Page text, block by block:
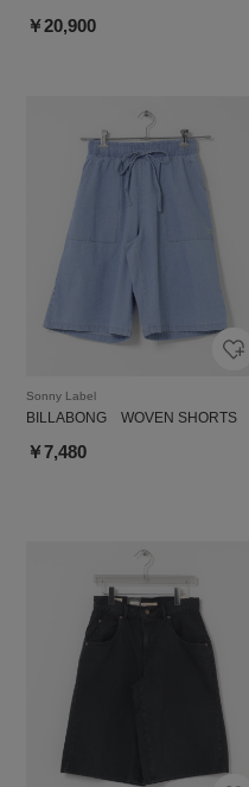
￥20,900
Sonny Label
BILLABONG WOVEN SHORTS
￥7,480